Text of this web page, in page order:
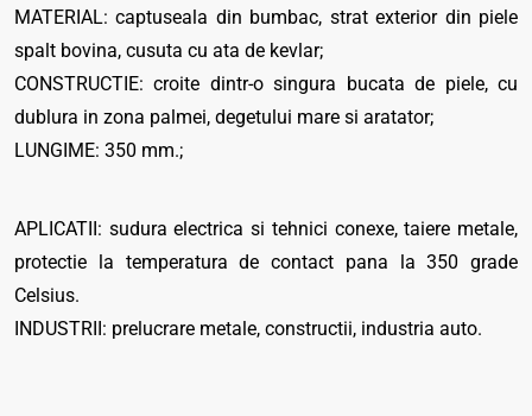
MATERIAL: captuseala din bumbac, strat exterior din piele
spalt bovina, cusuta cu ata de kevlar;
CONSTRUCTIE: croite dintr-o singura bucata de piele, cu
dublura in zona palmei, degetului mare si aratator;
LUNGIME: 350 mm.;
APLICATII: sudura electrica si tehnici conexe, taiere metale,
protectie la temperatura de contact pana la 350 grade
Celsius.
INDUSTRII: prelucrare metale, constructii, industria auto.